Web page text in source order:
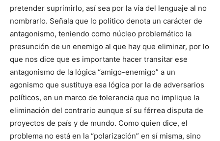
pretender suprimirlo, así sea por la vía del lenguaje al no
nombrarlo. Señala que lo político denota un carácter de
antagonismo, teniendo como núcleo problemático la
presunción de un enemigo al que hay que eliminar, por lo
que nos dice que es importante hacer transitar ese
antagonismo de la lógica “amigo-enemigo” a un
agonismo que sustituya esa lógica por la de adversarios
políticos, en un marco de tolerancia que no implique la
eliminación del contrario aunque sí su férrea disputa de
proyectos de país y de mundo. Como quien dice, el
problema no está en la “polarización” en sí misma, sino